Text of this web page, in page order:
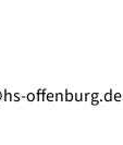
offenburg.de